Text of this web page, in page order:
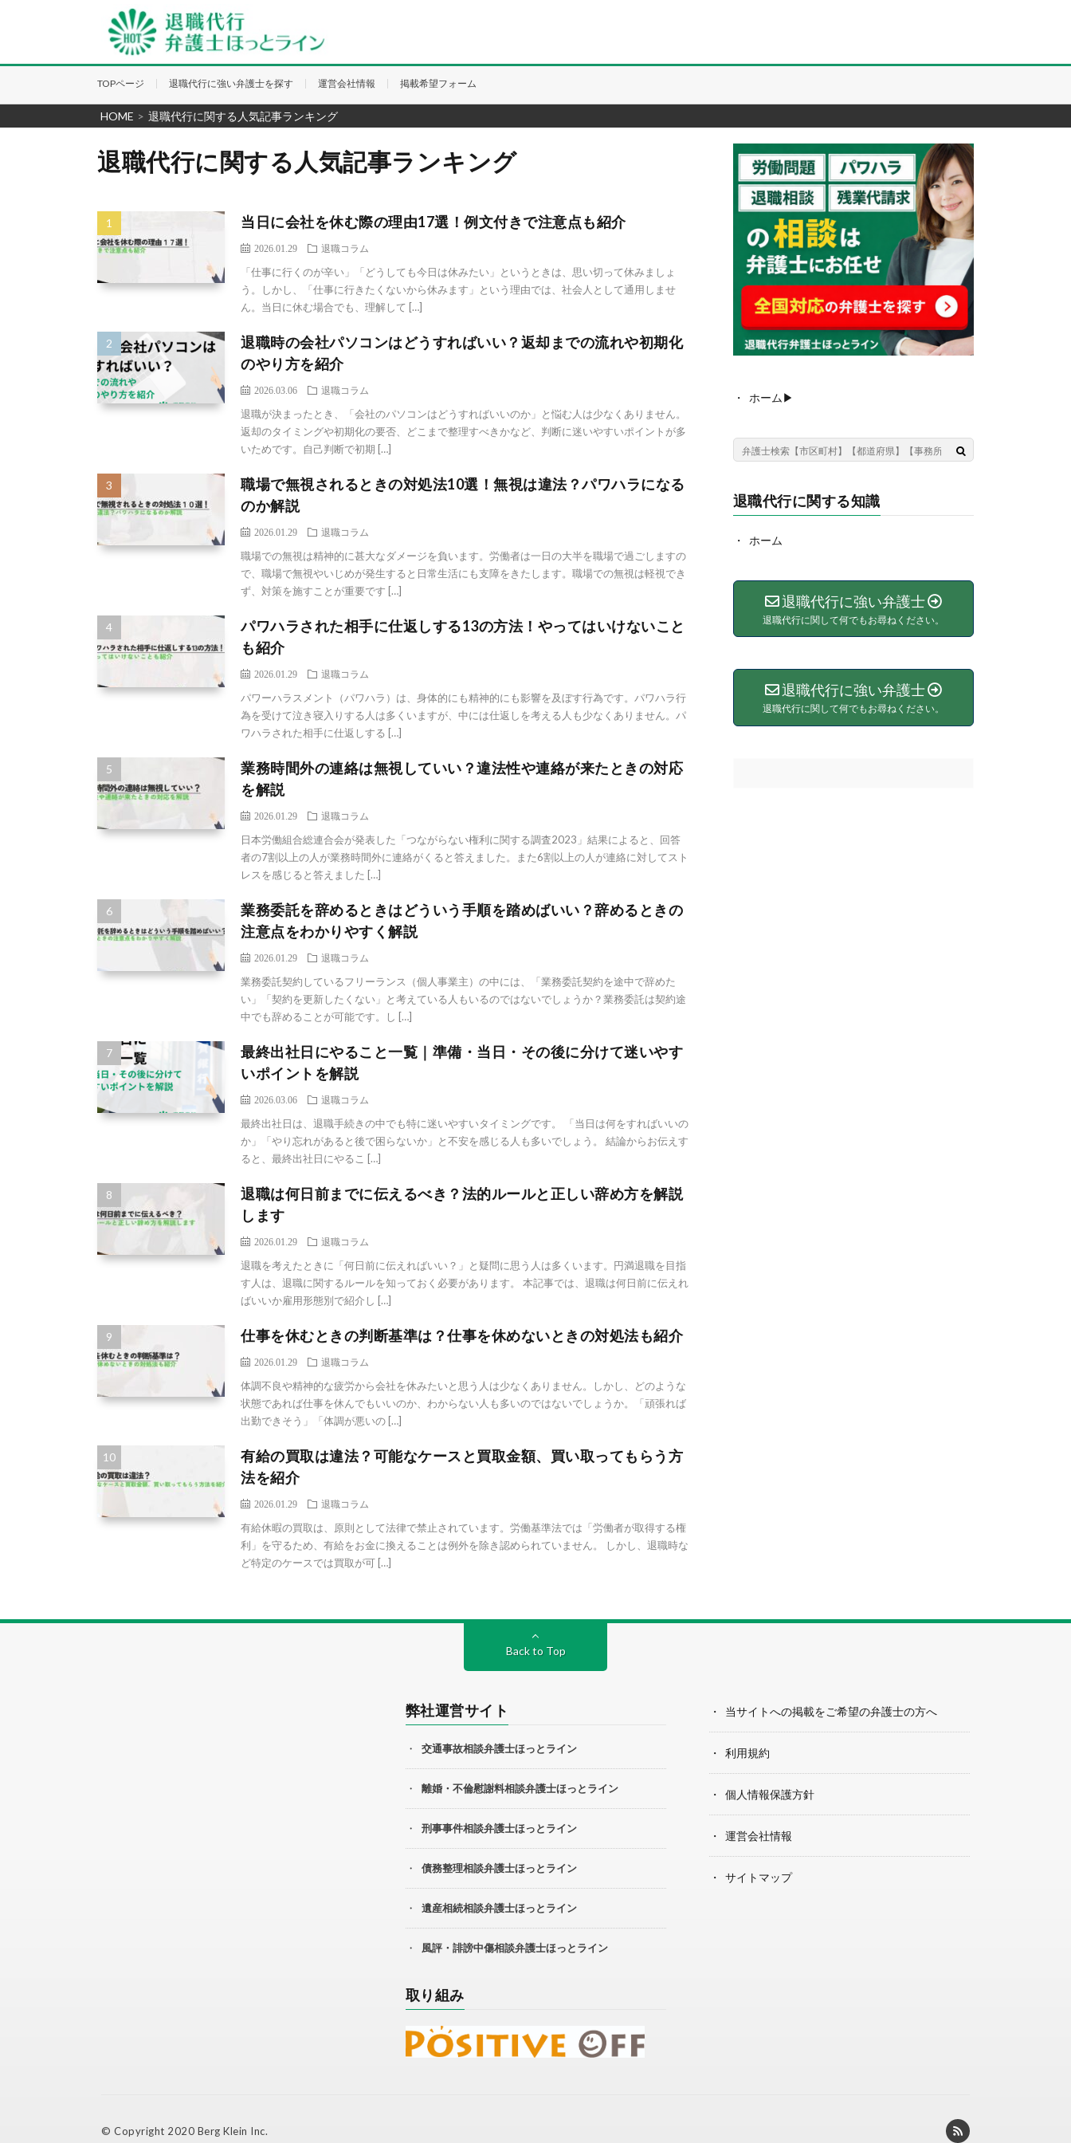
TOPページ 退職代行に強い弁護士を探す 運営会社情報 掲載希望フォーム
HOME > 退職代行に関する人気記事ランキング
退職代行に関する人気記事ランキング
当日に会社を休む際の理由17選！例文付きで注意点も紹介
2026.01.29 退職コラム
「仕事に行くのが辛い」「どうしても今日は休みたい」というときは、思い切って休みましょ
う。しかし、「仕事に行きたくないから休みます」という理由では、社会人として通用しませ
ん。当日に休む場合でも、理解して […]
退職時の会社パソコンはどうすればいい？返却までの流れや初期化
のやり方を紹介
2026.03.06 退職コラム
退職が決まったとき、「会社のパソコンはどうすればいいのか」と悩む人は少なくありません。
返却のタイミングや初期化の要否、どこまで整理すべきかなど、判断に迷いやすいポイントが多
いためです。自己判断で初期 […]
職場で無視されるときの対処法10選！無視は違法？パワハラになる
のか解説
2026.01.29 退職コラム
職場での無視は精神的に甚大なダメージを負います。労働者は一日の大半を職場で過ごしますの
で、職場で無視やいじめが発生すると日常生活にも支障をきたします。職場での無視は軽視でき
ず、対策を施すことが重要です […]
パワハラされた相手に仕返しする13の方法！やってはいけないこと
も紹介
2026.01.29 退職コラム
パワーハラスメント（パワハラ）は、身体的にも精神的にも影響を及ぼす行為です。パワハラ行
為を受けて泣き寝入りする人は多くいますが、中には仕返しを考える人も少なくありません。パ
ワハラされた相手に仕返しする […]
業務時間外の連絡は無視していい？違法性や連絡が来たときの対応
を解説
2026.01.29 退職コラム
日本労働組合総連合会が発表した「つながらない権利に関する調査2023」結果によると、回答
者の7割以上の人が業務時間外に連絡がくると答えました。また6割以上の人が連絡に対してスト
レスを感じると答えました […]
業務委託を辞めるときはどういう手順を踏めばいい？辞めるときの
注意点をわかりやすく解説
2026.01.29 退職コラム
業務委託契約しているフリーランス（個人事業主）の中には、「業務委託契約を途中で辞めた
い」「契約を更新したくない」と考えている人もいるのではないでしょうか？業務委託は契約途
中でも辞めることが可能です。し […]
最終出社日にやること一覧｜準備・当日・その後に分けて迷いやす
いポイントを解説
2026.03.06 退職コラム
最終出社日は、退職手続きの中でも特に迷いやすいタイミングです。 「当日は何をすればいいの
か」「やり忘れがあると後で困らないか」と不安を感じる人も多いでしょう。 結論からお伝えす
ると、最終出社日にやるこ […]
退職は何日前までに伝えるべき？法的ルールと正しい辞め方を解説
します
2026.01.29 退職コラム
退職を考えたときに「何日前に伝えればいい？」と疑問に思う人は多くいます。円満退職を目指
す人は、退職に関するルールを知っておく必要があります。 本記事では、退職は何日前に伝えれ
ばいいか雇用形態別で紹介し […]
仕事を休むときの判断基準は？仕事を休めないときの対処法も紹介
2026.01.29 退職コラム
体調不良や精神的な疲労から会社を休みたいと思う人は少なくありません。しかし、どのような
状態であれば仕事を休んでもいいのか、わからない人も多いのではないでしょうか。「頑張れば
出勤できそう」「体調が悪いの […]
有給の買取は違法？可能なケースと買取金額、買い取ってもらう方
法を紹介
2026.01.29 退職コラム
有給休暇の買取は、原則として法律で禁止されています。労働基準法では「労働者が取得する権
利」を守るため、有給をお金に換えることは例外を除き認められていません。 しかし、退職時な
ど特定のケースでは買取が可 […]
ホーム▶︎
退職代行に関する知識
ホーム
退職代行に強い弁護士
退職代行に関して何でもお尋ねください。
退職代行に強い弁護士
退職代行に関して何でもお尋ねください。
Back to Top
弊社運営サイト
交通事故相談弁護士ほっとライン
離婚・不倫慰謝料相談弁護士ほっとライン
刑事事件相談弁護士ほっとライン
債務整理相談弁護士ほっとライン
遺産相続相談弁護士ほっとライン
風評・誹謗中傷相談弁護士ほっとライン
取り組み
当サイトへの掲載をご希望の弁護士の方へ
利用規約
個人情報保護方針
運営会社情報
サイトマップ
© Copyright 2020 Berg Klein Inc.